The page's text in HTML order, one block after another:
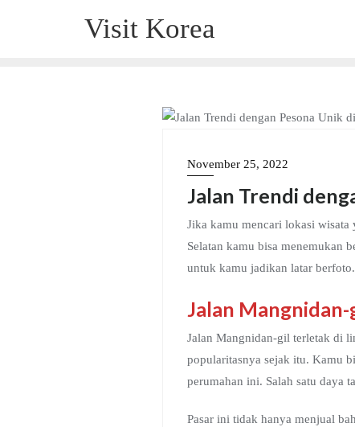
Visit Korea
November 25, 2022
Jalan Trendi
Jika kamu mencari lokasi
Selatan kamu bisa menemukan
untuk kamu jadikan latar berfoto.
Jalan Mangnidan-
Jalan Mangnidan-gil terletak di
popularitasnya sejak itu. Kamu
perumahan ini. Salah satu daya
Pasar ini tidak hanya menjual